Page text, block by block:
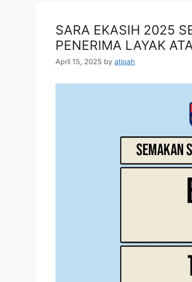
SARA EKASIH 2025
PENERIMA LAYAK
April 15, 2025 by atiqah